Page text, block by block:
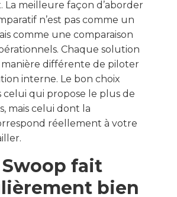
La meilleure façon d’aborder
n’est pas comme un
comme une comparaison
Chaque solution
différente de piloter
interne. Le bon choix
celui qui propose le plus de
mais celui dont la
réellement à votre
Swoop fait
bien